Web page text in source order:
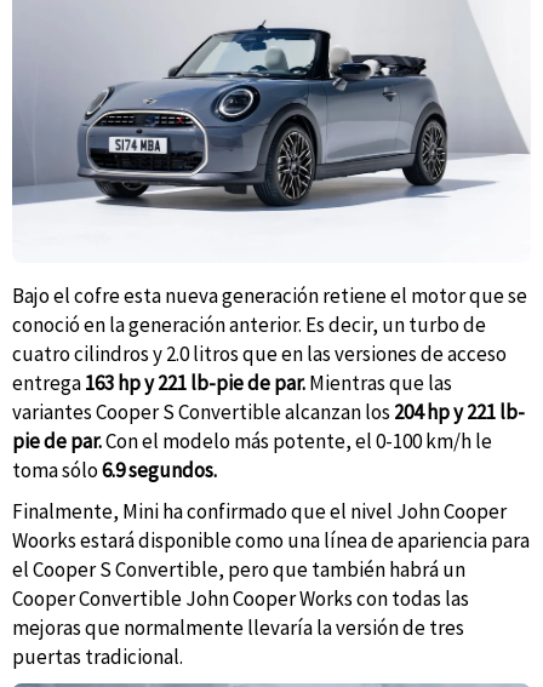
Bajo el cofre esta nueva generación retiene el motor que se
conoció en la generación anterior. Es decir, un turbo de
cuatro cilindros y 2.0 litros que en las versiones de acceso
entrega163 hp y 221 lb-pie de par.Mientras que las
variantes Cooper S Convertible alcanzan los 204 hp y 221 lb-
pie de par.Con el modelo más potente, el 0-100 km/h le
toma sólo6.9 segundos.
Finalmente, Mini ha confirmado que el nivel John Cooper
Woorks estará disponible como una línea de apariencia para
el Cooper S Convertible, pero que también habrá un
Cooper Convertible John Cooper Works con todas las
mejoras que normalmente llevaría la versión de tres
puertas tradicional.